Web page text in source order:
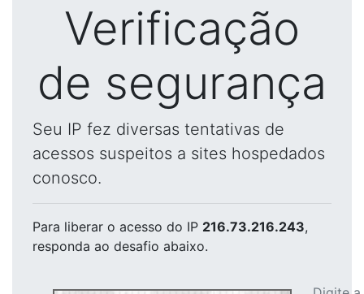
Verificação
de segurança
Seu IP fez diversas tentativas de
acessos suspeitos a sites hospedados
conosco.
Para liberar o acesso do IP 216.73.216.243,
responda ao desafio abaixo.